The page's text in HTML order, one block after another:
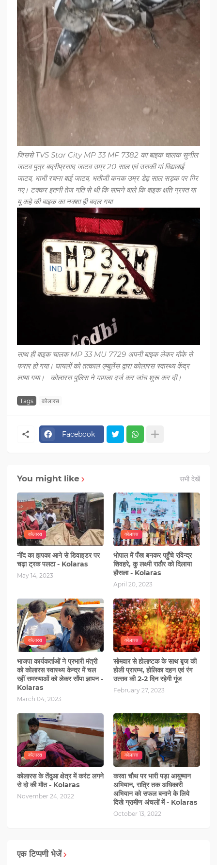
जिससे TVS Star City MP 33 MF 7382 का बाइक चालक सुनील
जाटव पुत्र बद्रीप्रसाद जाटव उम्र 20 साल एवं उसकी मां विद्याबाई
जाटव, भाभी रचना बाई जाटव, भतीजी कनक उम्र डेढ़ साल सड़क पर गिर
गए। टक्कर इतनी तेज गति से थी कि सामने वाले कि बाइक क्षति ग्रस्त या
यू कहे की बाइक का नक्शा ही बदल गया
साथ ही बाइक चालक MP 33 MU 7729 अपनी बाइक लेकर मौके से
फरार हो गया। घायलों को तत्काल एम्बुलेंस द्वारा कोलारस स्वास्थ्य केंद्र
लाया गया। कोलारस पुलिस ने मामला दर्ज कर जांच शुरू कर दी।
Tags कोलारस
Facebook
You might like सभी देखें
कोलारस
नींद का झपका आने से डिवाइडर पर
चढ़ा ट्रक पलटा - Kolaras
May 14, 2023
कोलारस
भोपाल में पँख बनकर पहुँचे रविन्द्र
शिवहरे, कु लक्ष्मी राठौर को दिलाया
हौसला - Kolaras
April 20, 2023
कोलारस
भाजपा कार्यकर्ताओं ने प्रभारी मंत्री
को कोलारस स्वास्थ्य केन्द्र में चल
रहीं समस्याओं को लेकर सौंपा ज्ञापन -
Kolaras
March 04, 2023
कोलारस
सोमवार से होलाष्टक के साथ बृज की
होली प्रारम्भ, होलिका दहन एवं रंग
उत्सव की 2-2 दिन रहेगी गूंज
February 27, 2023
कोलारस
कोलारस के तेंदुआ क्षेत्र में करंट लगने
से दो की मौत - Kolaras
November 24, 2022
कोलारस
करवा चौथ पर भारी पड़ा आयुष्मान
अभियान, रात्रि तक अधिकारी
अभियान को सफल बनाने के लिये
दिखे ग्रामीण अंचलों में - Kolaras
October 13, 2022
एक टिप्पणी भेजें